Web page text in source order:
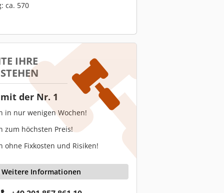
ca. 570
IHRE
der Nr. 1
in nur wenigen Wochen!
zum höchsten Preis!
ohne Fixkosten und Risiken!
Weitere Informationen